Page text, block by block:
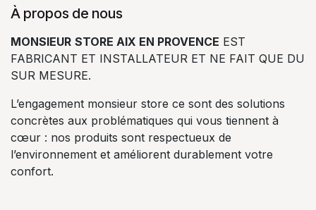
À propos de nous
MONSIEUR STORE AIX EN PROVENCE EST
FABRICANT ET INSTALLATEUR ET NE FAIT QUE DU
SUR MESURE.
L’engagement monsieur store ce sont des solutions
concrètes aux problématiques qui vous tiennent à
cœur : nos produits sont respectueux de
l’environnement et améliorent durablement votre
confort.